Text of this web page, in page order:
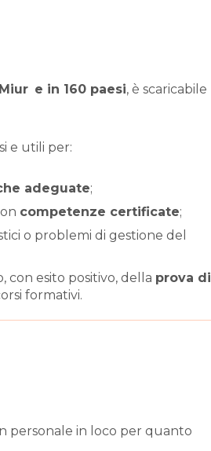
e in 160 paesi, è scaricabile
e utili per:
adeguate;
competenze certificate;
o problemi di gestione del
con esito positivo, della prova di
formativi.
personale in loco per quanto